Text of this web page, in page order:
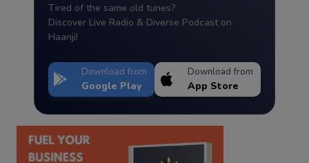
Tired of the same old tunes?
Discover Live Radio & Diverse Podcast on
Haanji!
Download from
Google Play
Download from
App Store